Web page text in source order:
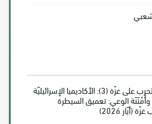
الأكاديميا في زمن الحرب على غزّة (3): الأكاديميا الإسرائيليّة
الوعي: تعميق السيطرة
(أيّار 2026)